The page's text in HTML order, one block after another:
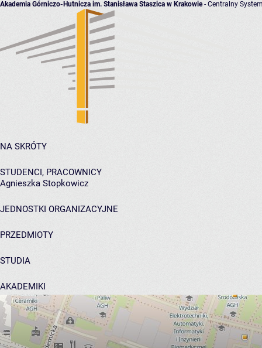
Akademia Górniczo-Hutnicza im. Stanisława Staszica w Krakowie- Centralny
NA SKRÓTY
STUDENCI, PRACOWNICY
Agnieszka Stopkowicz
JEDNOSTKI ORGANIZACYJNE
PRZEDMIOTY
STUDIA
AKADEMIKI
POMOC